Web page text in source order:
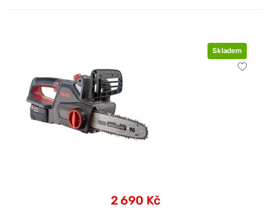
Skladem
2 690 Kč